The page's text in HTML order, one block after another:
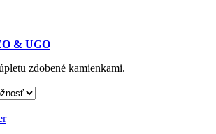
& UGO
zdobené kamienkami.